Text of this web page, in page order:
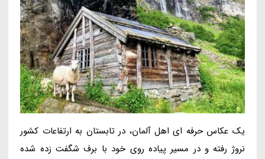
یک عکاس حرفه ای اهل آلمان، در تابستان به ارتفاعات کشور
نروژ رفته و در مسیر پیاده روی خود با برف شگفت زده شده